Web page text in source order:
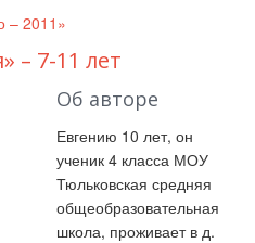
– 2011»
– 7-11 лет
Об авторе
Евгению 10 лет, он
ученик 4 класса МОУ
Тюльковская средняя
общеобразовательная
школа, проживает в д.